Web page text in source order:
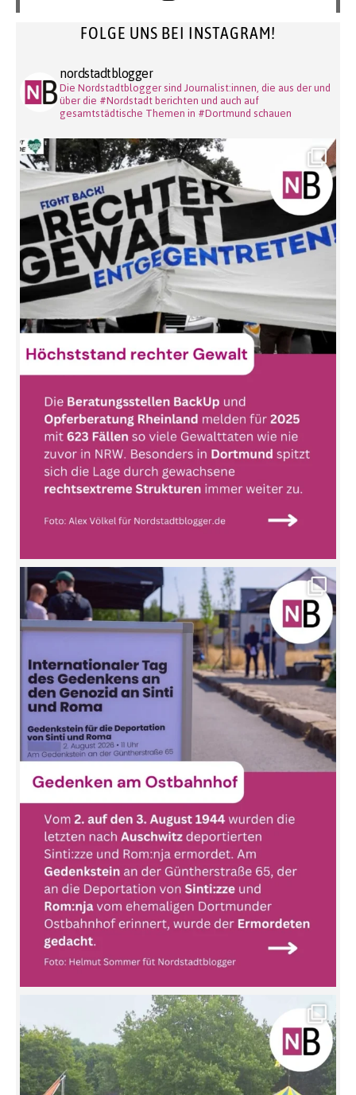
FOLGE UNS BEI INSTAGRAM!
nordstadtblogger
Die Nordstadtblogger sind Journalist:innen, die aus der und
über die #Nordstadt berichten und auch auf
gesamtstädtische Themen in #Dortmund schauen